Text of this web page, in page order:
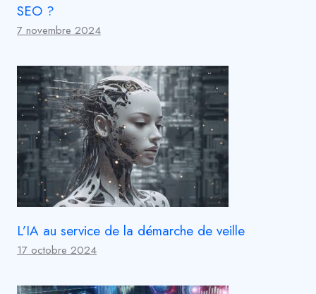
SEO ?
7 novembre 2024
L’IA au service de la démarche de veille
17 octobre 2024